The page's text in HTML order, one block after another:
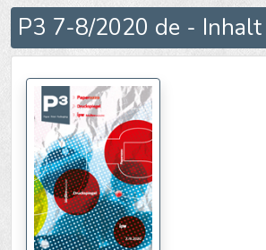
P3 7-8/2020 de - Inhalt